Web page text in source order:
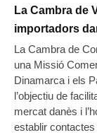
La Cambra de
importadors
La Cambra de
una Missió
Dinamarca i els
l’objectiu de
mercat danès i
establir